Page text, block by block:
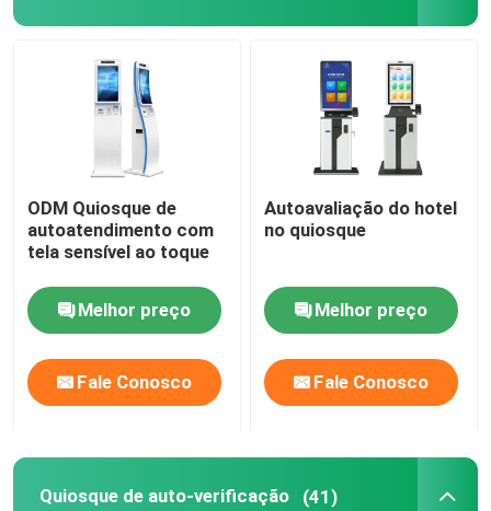
ODM Quiosque de
autoatendimento com
tela sensível ao toque
Melhor preço
Fale Conosco
Autoavaliação do hotel
no quiosque
Melhor preço
Fale Conosco
Quiosque de auto-verificação (41)